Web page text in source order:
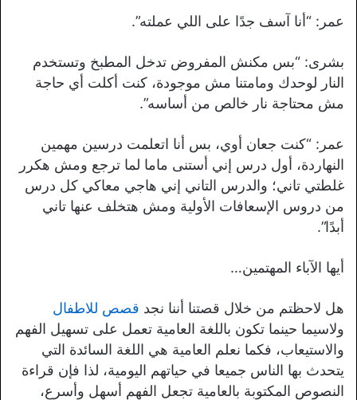
عمر: “أنا آسف جدًا على اللي عملته”.
بشرى: “بس مكنش المفروض تدخل المطبخ وتستخدم
النار لوحدك ومامتنا مش موجودة، كنت أكلت أي حاجة
مش محتاجة نار خالص من أساسه”.
عمر: “كنت جعان أوي، بس أنا اتعلمت درسين مهمين
النهاردة، أول درس إني أستنى ماما لما ترجع ومش هكرر
غلطتي تاني؛ والدرس التاني إني هاجي معاكي كل درس
من دروس الإسعافات الأولية ومش هتخلف عنها تاني
أبدًا”.
أيها الآباء المهتمين…
هل لاحظتم من خلال قصتنا أننا نجد قصص للاطفال
ولاسيما حينما تكون باللغة العامية تعمل على تسهيل الفهم
والاستيعاب، فكما نعلم العامية هي اللغة السائدة التي
يتحدث بها الناس جميعا في حياتهم اليومية، لذا فإن قراءة
النصوص المكتوبة بالعامية تجعل الفهم أسهل وأسرع،